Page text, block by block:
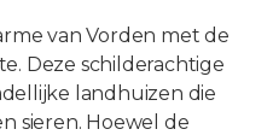
van Vorden met de
Deze schilderachtige
landhuizen die
sieren. Hoewel de